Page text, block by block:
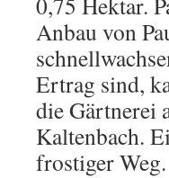
Anbau von
Ertrag sind,
die Gärtnerei
Kaltenbach.
frostiger Weg.